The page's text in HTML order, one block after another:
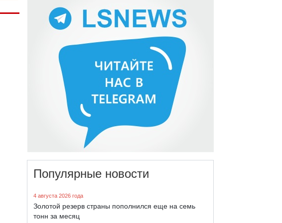
Популярные новости
4 августа 2026 года
Золотой резерв страны пополнился еще на семь
тонн за месяц